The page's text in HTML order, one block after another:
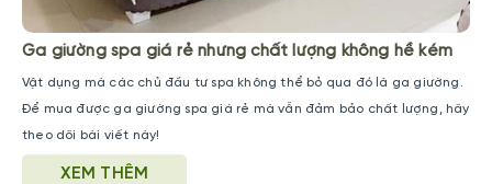
Ga giường spa giá rẻ nhưng chất lượng không hề kém
Vật dụng mà các chủ đầu tư spa không thể bỏ qua đó là ga giường.
Để mua được ga giường spa giá rẻ mà vẫn đảm bảo chất lượng, hãy
theo dõi bài viết này!
XEM THÊM